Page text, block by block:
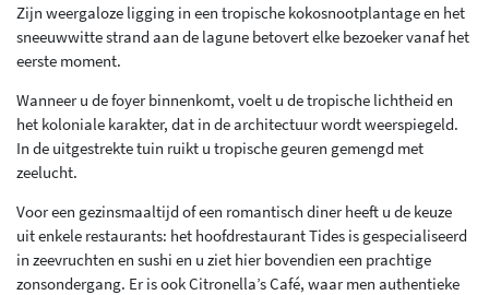
Zijn weergaloze ligging in een tropische kokosnootplantage en het
sneeuwwitte strand aan de lagune betovert elke bezoeker vanaf het
eerste moment.
Wanneer u de foyer binnenkomt, voelt u de tropische lichtheid en
het koloniale karakter, dat in de architectuur wordt weerspiegeld.
In de uitgestrekte tuin ruikt u tropische geuren gemengd met
zeelucht.
Voor een gezinsmaaltijd of een romantisch diner heeft u de keuze
uit enkele restaurants: het hoofdrestaurant Tides is gespecialiseerd
in zeevruchten en sushi en u ziet hier bovendien een prachtige
zonsondergang. Er is ook Citronella’s Café, waar men authentieke